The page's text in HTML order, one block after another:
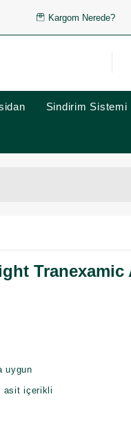
Kargom Nerede?
Sindirim Sistemi
Tranexamic
uygun
asit içerikli